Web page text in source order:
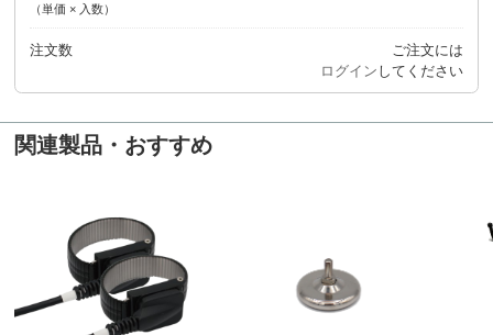
（単価 × 入数）
注文数
ご注文には
ログイン してください
関連製品・おすすめ